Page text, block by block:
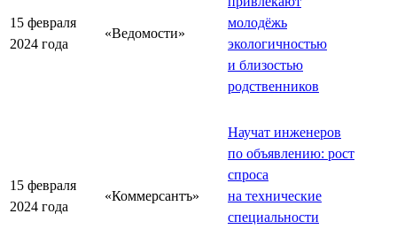
15 февраля
2024 года
«Ведомости»
молодёжь
экологичностью
и близостью
родственников
15 февраля
2024 года
«Коммерсантъ»
Научат инженеров
по объявлению: рост
спроса
на технические
специальности